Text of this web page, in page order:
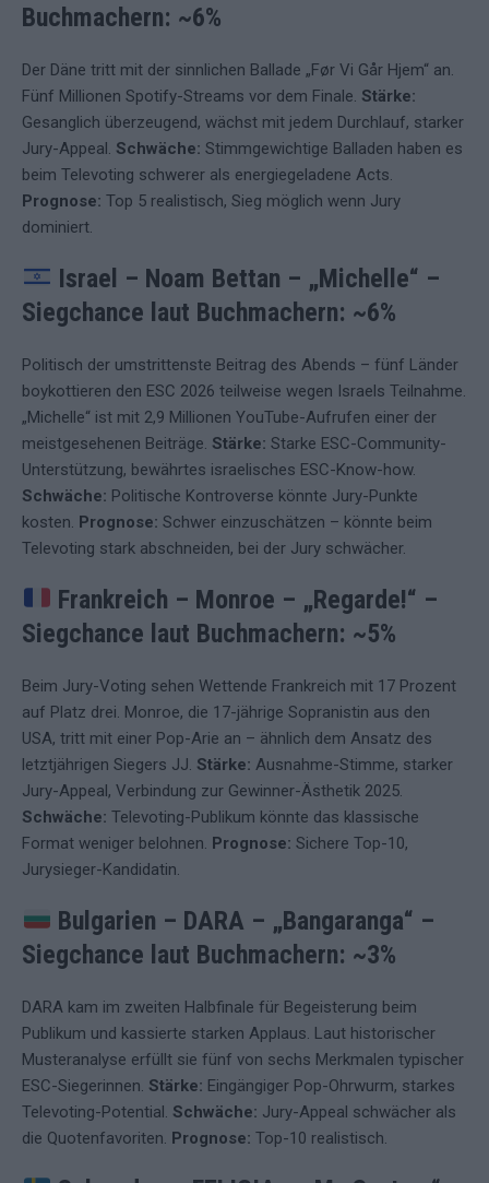
Buchmachern: ~6%
Der Däne tritt mit der sinnlichen Ballade „Før Vi Går Hjem“ an.
Fünf Millionen Spotify-Streams vor dem Finale. Stärke:
Gesanglich überzeugend, wächst mit jedem Durchlauf, starker
Jury-Appeal. Schwäche: Stimmgewichtige Balladen haben es
beim Televoting schwerer als energiegeladene Acts.
Prognose: Top 5 realistisch, Sieg möglich wenn Jury
dominiert.
Israel – Noam Bettan – „Michelle“ –
Siegchance laut Buchmachern: ~6%
Politisch der umstrittenste Beitrag des Abends – fünf Länder
boykottieren den ESC 2026 teilweise wegen Israels Teilnahme.
„Michelle“ ist mit 2,9 Millionen YouTube-Aufrufen einer der
meistgesehenen Beiträge. Stärke: Starke ESC-Community-
Unterstützung, bewährtes israelisches ESC-Know-how.
Schwäche: Politische Kontroverse könnte Jury-Punkte
kosten. Prognose: Schwer einzuschätzen – könnte beim
Televoting stark abschneiden, bei der Jury schwächer.
Frankreich – Monroe – „Regarde!“ –
Siegchance laut Buchmachern: ~5%
Beim Jury-Voting sehen Wettende Frankreich mit 17 Prozent
auf Platz drei. Monroe, die 17-jährige Sopranistin aus den
USA, tritt mit einer Pop-Arie an – ähnlich dem Ansatz des
letztjährigen Siegers JJ. Stärke: Ausnahme-Stimme, starker
Jury-Appeal, Verbindung zur Gewinner-Ästhetik 2025.
Schwäche: Televoting-Publikum könnte das klassische
Format weniger belohnen. Prognose: Sichere Top-10,
Jurysieger-Kandidatin.
Bulgarien – DARA – „Bangaranga“ –
Siegchance laut Buchmachern: ~3%
DARA kam im zweiten Halbfinale für Begeisterung beim
Publikum und kassierte starken Applaus. Laut historischer
Musteranalyse erfüllt sie fünf von sechs Merkmalen typischer
ESC-Siegerinnen. Stärke: Eingängiger Pop-Ohrwurm, starkes
Televoting-Potential. Schwäche: Jury-Appeal schwächer als
die Quotenfavoriten. Prognose: Top-10 realistisch.